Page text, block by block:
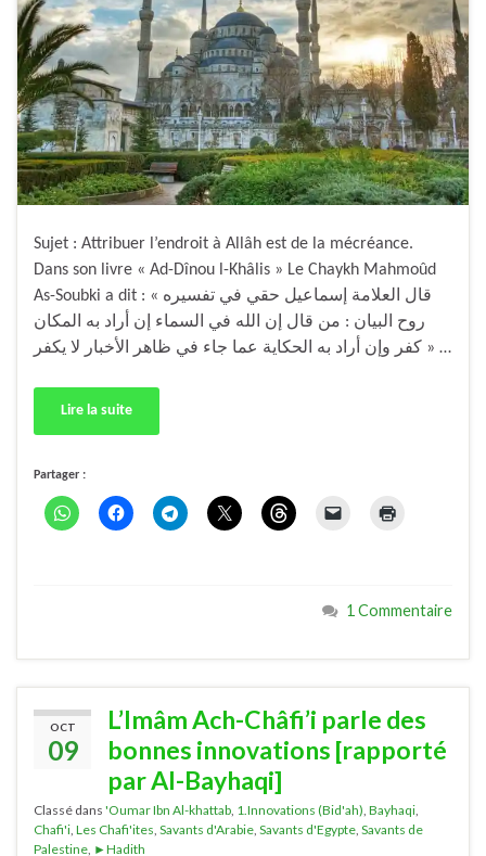
Sujet : Attribuer l’endroit à Allâh est de la mécréance.
Dans son livre « Ad-Dînou l-Khâlis » Le Chaykh Mahmoûd
As-Soubki a dit : « قال العلامة إسماعيل حقي في تفسيره
روح البيان : من قال إن الله في السماء إن أراد به المكان
كفر وإن أراد به الحكاية عما جاء في ظاهر الأخبار لا يكفر » …
Lire la suite
Partager :
1 Commentaire
OCT
09
L’Imâm Ach-Châfi’i parle des
bonnes innovations [rapporté
par Al-Bayhaqi]
Classé dans 'Oumar Ibn Al-khattab, 1.Innovations (Bid'ah), Bayhaqi,
Chafi'i, Les Chafi'ites, Savants d'Arabie, Savants d'Egypte, Savants de
Palestine, ►Hadith